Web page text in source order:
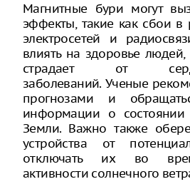
Магнитные бури могут
эффекты, такие как сбои в
электросетей и
влиять на здоровье людей,
страдает от
заболеваний. Ученые
прогнозами и
информации о состоянии
Земли. Важно также
устройства от
отключать их во
активности солнечного